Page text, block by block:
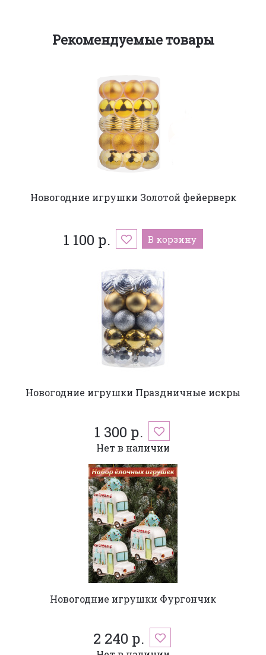
Рекомендуемые товары
Новогодние игрушки Золотой фейерверк
1 100 р. В корзину
Новогодние игрушки Праздничные искры
1 300 р.
Нет в наличии
Новогодние игрушки Фургончик
2 240 р.